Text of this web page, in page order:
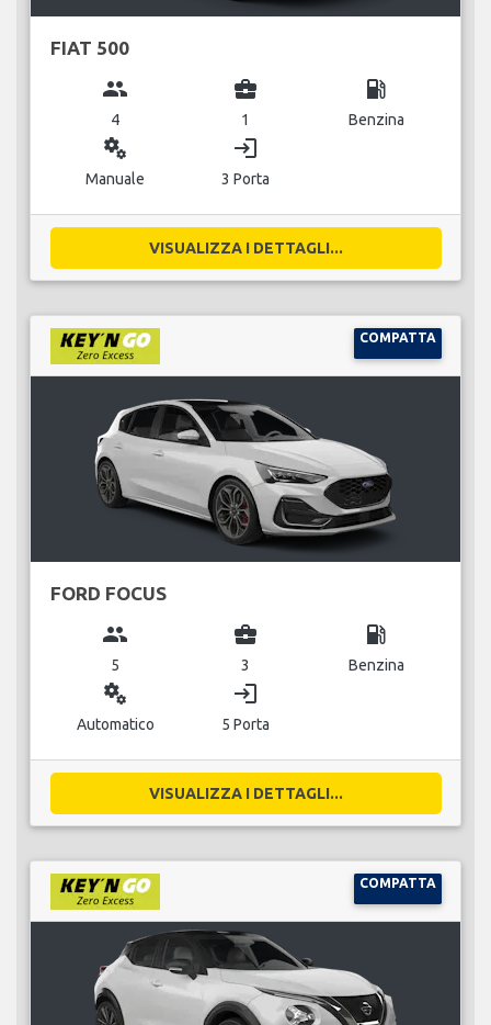
FIAT 500
group
4
business_center
1
local_gas_station
Benzina
miscellaneous_services
Manuale
login
3 Porta
VISUALIZZA I DETTAGLI...
COMPATTA
FORD FOCUS
group
5
business_center
3
local_gas_station
Benzina
miscellaneous_services
Automatico
login
5 Porta
VISUALIZZA I DETTAGLI...
COMPATTA